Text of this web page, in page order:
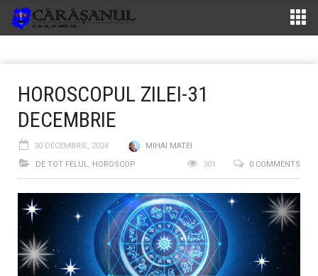
HOROSCOPUL ZILEI-31
DECEMBRIE
30 DECEMBRIE, 2024
MIHAI MATEI
DE TOT FELUL, HOROSCOP 0 COMMENTS
301